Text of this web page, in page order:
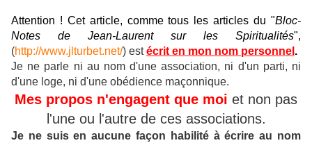
Attention ! Cet article, comme tous les articles du "Bloc-
Notes de Jean-Laurent sur les Spiritualités",
(http://www.jlturbet.net/) estécrit en mon nom personnel .
Je ne parle ni au nom d'une association, ni d'un parti, ni
d'une loge, ni d'une obédience maçonnique.
Mes propos n'engagent que moi et non pas
l'une ou l'autre de ces associations.
Je ne suis en aucune façon habilité à écrire au nom